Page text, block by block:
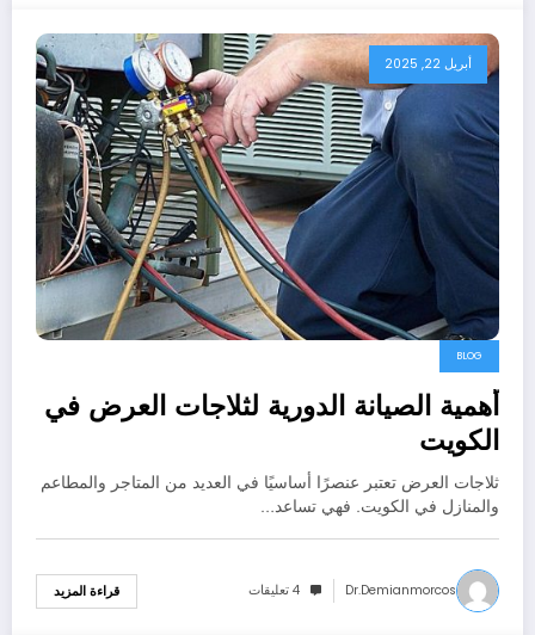
أبريل 22, 2025
BLOG
أهمية الصيانة الدورية لثلاجات العرض في
الكويت
ثلاجات العرض تعتبر عنصرًا أساسيًا في العديد من المتاجر والمطاعم
والمنازل في الكويت. فهي تساعد…
Dr.demianmorcos 4 تعليقات قراءة المزيد